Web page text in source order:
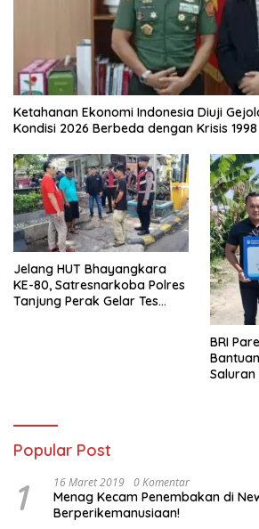
Ketahanan Ekonomi Indonesia Diuji
Kondisi 2026 Berbeda dengan Krisis 1998
Jelang HUT Bhayangkara
KE-80, Satresnarkoba Polres
Tanjung Perak Gelar Tes
BRI
Saluran
Popular Post
1 16 Maret 2019 0 Komentar
Menag Kecam Penembakan di
Berperikemanusiaan!